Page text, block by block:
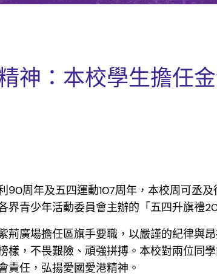
神：本校學生擔任
90周年及五四運動107周年，本校周可丞
界青少年活動委員會主辦的「五四升旗禮
荊廣場擔任區旗手要職，以嚴謹的紀律與
樣，不畏艱險、頑強拼搏。本校對兩位同
責任，弘揚愛國愛港精神。